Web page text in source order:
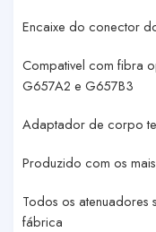
Encaixe do conector
Compativel com fibra
G657A2 e G657B3
Adaptador de corpo
Produzido com os
Todos os atenuadores
fábrica